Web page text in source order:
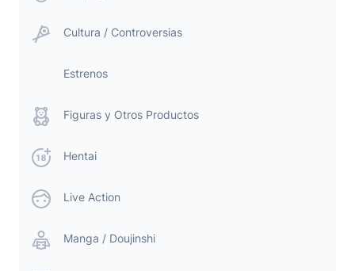
Cultura / Controversias
Estrenos
Figuras y Otros Productos
Hentai
Live Action
Manga / Doujinshi